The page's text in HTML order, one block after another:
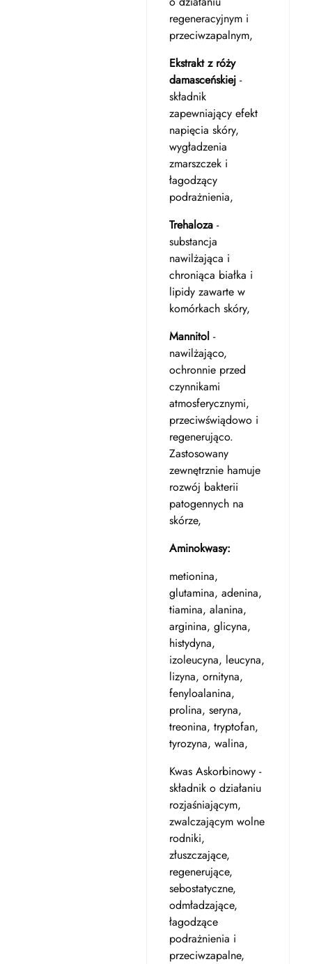
regeneracyjnym i
przeciwzapalnym,
Ekstrakt z róży
damasceńskiej-
składnik
zapewniający efekt
napięcia skóry,
wygładzenia
zmarszczek i
łagodzący
podrażnienia,
Trehaloza-
substancja
nawilżająca i
chroniąca białka i
lipidy zawarte w
komórkach skóry,
Mannitol-
nawilżająco,
ochronnie przed
czynnikami
atmosferycznymi,
przeciwświądowo i
regenerująco.
Zastosowany
zewnętrznie hamuje
rozwój bakterii
patogennych na
skórze,
Aminokwasy:
metionina,
glutamina, adenina,
tiamina, alanina,
arginina, glicyna,
histydyna,
izoleucyna, leucyna,
lizyna, ornityna,
fenyloalanina,
prolina, seryna,
treonina, tryptofan,
tyrozyna, walina,
Kwas Askorbinowy -
składnik o działaniu
rozjaśniającym,
zwalczającym wolne
rodniki,
złuszczające,
regenerujące,
sebostatyczne,
odmładzające,
łagodzące
podrażnienia i
przeciwzapalne,